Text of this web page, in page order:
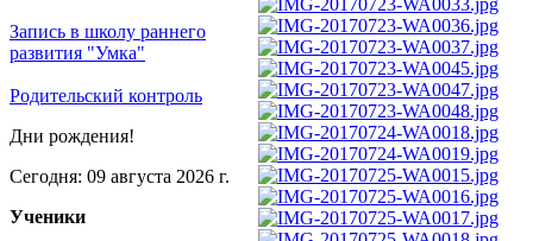
Запись в школу раннего
развития "Умка"
Родительский контроль
Дни рождения!
Сегодня: 09 августа 2026 г.
Ученики